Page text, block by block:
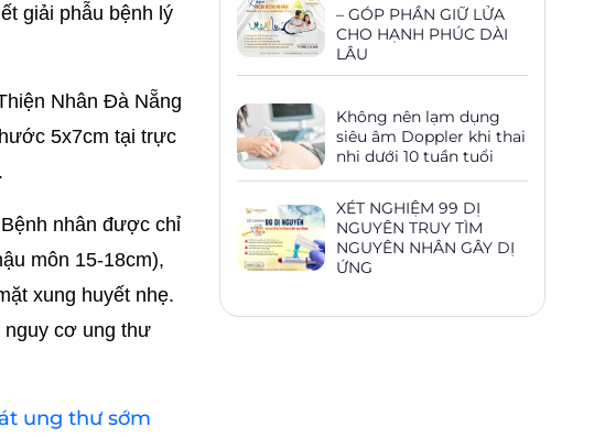
giải phẫu bệnh lý
Nhân Đà Nẵng
5x7cm tại trực
nhân được chỉ
môn 15-18cm),
xung huyết nhẹ.
nguy cơ ung thư
ung thư sớm
– GÓP PHẦN GIỮ LỬA
CHO HẠNH PHÚC DÀI
LÂU
Không nên lạm dụng
siêu âm Doppler khi thai
nhi dưới 10 tuần tuổi
XÉT NGHIỆM 99 DỊ
NGUYÊN TRUY TÌM
NGUYÊN NHÂN GÂY DỊ
ỨNG